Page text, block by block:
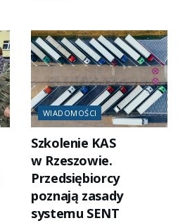
WIADOMOŚCI
Szkolenie KAS
w Rzeszowie.
Przedsiębiorcy
poznają zasady
systemu SENT